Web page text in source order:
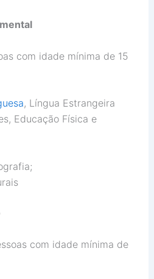
com idade mínima de 15
, Língua Estrangeira
Educação Física e
com idade mínima de